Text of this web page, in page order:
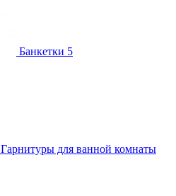
Банкетки 5
Гарнитуры для ванной комнаты